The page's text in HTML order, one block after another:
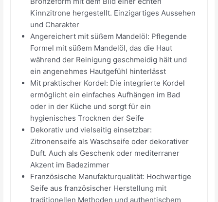
Kinnzitrone hergestellt. Einzigartiges Aussehen
und Charakter
Angereichert mit süßem Mandelöl: Pflegende
Formel mit süßem Mandelöl, das die Haut
während der Reinigung geschmeidig hält und
ein angenehmes Hautgefühl hinterlässt
Mit praktischer Kordel: Die integrierte Kordel
ermöglicht ein einfaches Aufhängen im Bad
oder in der Küche und sorgt für ein
hygienisches Trocknen der Seife
Dekorativ und vielseitig einsetzbar:
Zitronenseife als Waschseife oder dekorativer
Duft. Auch als Geschenk oder mediterraner
Akzent im Badezimmer
Französische Manufakturqualität: Hochwertige
Seife aus französischer Herstellung mit
traditionellen Methoden und authentischem